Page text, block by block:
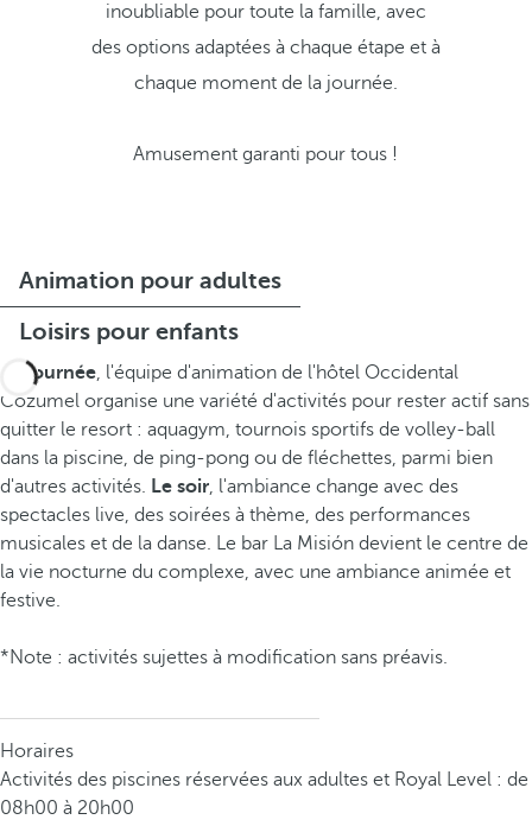
inoubliable pour toute la famille, avec
des options adaptées à chaque étape et à
chaque moment de la journée.
Amusement garanti pour tous !
Animation pour adultes
Loisirs pour enfants
En journée, l'équipe d'animation de l'hôtel Occidental
Cozumel organise une variété d'activités pour rester actif sans
quitter le resort : aquagym, tournois sportifs de volley-ball
dans la piscine, de ping-pong ou de fléchettes, parmi bien
d'autres activités. Le soir, l'ambiance change avec des
spectacles live, des soirées à thème, des performances
musicales et de la danse. Le bar La Misión devient le centre de
la vie nocturne du complexe, avec une ambiance animée et
festive.
*Note : activités sujettes à modification sans préavis.
Horaires
Activités des piscines réservées aux adultes et Royal Level : de
08h00 à 20h00